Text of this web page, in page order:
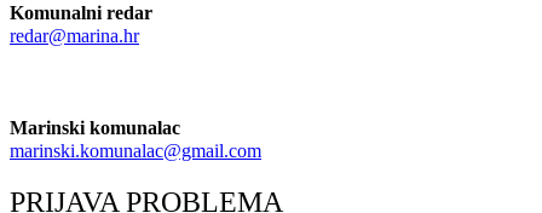
Komunalni redar
redar@marina.hr
Marinski komunalac
marinski.komunalac@gmail.com
PRIJAVA PROBLEMA